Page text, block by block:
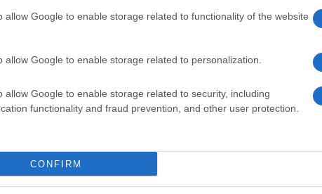
allow Google to enable storage related to functionality of the website
allow Google to enable storage related to personalization.
allow Google to enable storage related to security, including
functionality and fraud prevention, and other user protection.
CONFIRM
pa je občina v prejšnjih
vrtca in s tem rešila prostorsko stisko bližnjega vrtca, ki
vrtčevske prostore je stala okoli 300.000 evrov, od tega je
za izobraževanje, znanost in šport, je povedal
stopili v začetku oktobra.